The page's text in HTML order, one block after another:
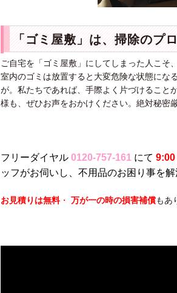
「ゴミ屋敷」は、掃除のプ
ご自宅を「ゴミ屋敷」にしてしまった人こそ
室内のゴミは放置すると大変危険な状態にな
が。私たちであれば、手際よく片づけること
様も、ぜひお声をおかけください。絶対秘密
フリーダイヤル 0120-757-161 にて 9:00
ッフがお伺いし、不用品のお困り事を解
お見積りは無料・ 万が一の時の損害補償もあ